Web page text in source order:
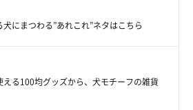
にまつわる”あれこれ”ネタはこちら
る100均グッズから、犬モチーフの雑貨